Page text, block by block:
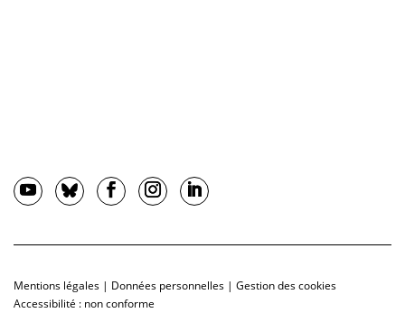
Mentions légales | Données personnelles | Gestion des cookies
Accessibilité : non conforme